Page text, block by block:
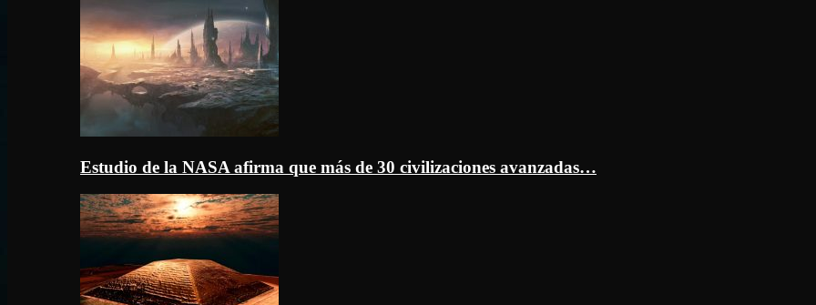
Estudio de la NASA afirma que más de 30 civilizaciones avanzadas…